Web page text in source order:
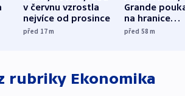
v červnu vzrostla
nejvíce od prosince
před 17m
Grande
na hranice
před 58m
rubriky Ekonomika